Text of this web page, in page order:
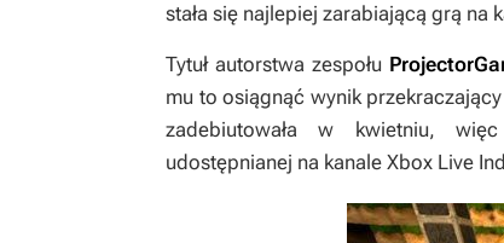
stała się najlepiej zarabiającą grą na
Tytuł autorstwa zespołu
mu to osiągnąć wynik
zadebiutowała w kwietniu,
udostępnianej na kanale Xbox Live